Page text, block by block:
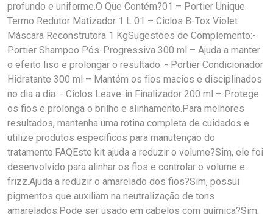
profundo e uniforme.O Que Contém?01 – Portier Unique
Termo Redutor Matizador 1 L 01 – Ciclos B-Tox Violet
Máscara Reconstrutora 1 KgSugestões de Complemento:-
Portier Shampoo Pós-Progressiva 300 ml – Ajuda a manter
o efeito liso e prolongar o resultado. - Portier Condicionador
Hidratante 300 ml – Mantém os fios macios e disciplinados
no dia a dia. - Ciclos Leave-in Finalizador 200 ml – Protege
os fios e prolonga o brilho e alinhamento.Para melhores
resultados, mantenha uma rotina completa de cuidados e
utilize produtos específicos para manutenção do
tratamento.FAQEste kit ajuda a reduzir o volume?Sim, ele foi
desenvolvido para alinhar os fios e controlar o volume e
frizz.Ajuda a reduzir o amarelado dos fios?Sim, possui
pigmentos que auxiliam na neutralização de tons
amarelados.Pode ser usado em cabelos com química?Sim,